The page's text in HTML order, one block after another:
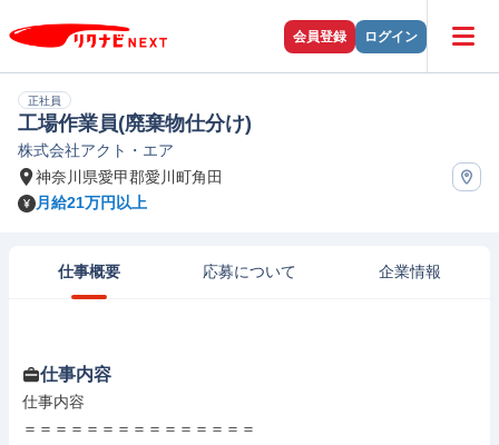
会員登録 ログイン
正社員
工場作業員(廃棄物仕分け)
株式会社アクト・エア
神奈川県愛甲郡愛川町角田
月給21万円以上
仕事概要 応募について 企業情報
仕事内容
仕事内容
＝＝＝＝＝＝＝＝＝＝＝＝＝＝＝